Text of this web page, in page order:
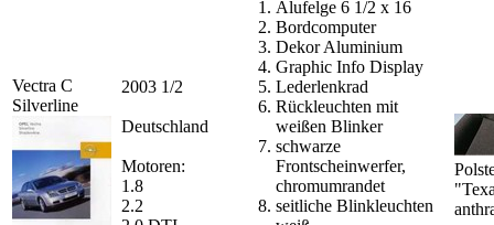
Vectra C
Silverline
2003 1/2
Deutschland
Motoren:
1.8
2.2
Alufelge 6 1/2 x 16
Bordcomputer
Dekor Aluminium
Graphic Info Display
Lederlenkrad
Rückleuchten mit
weißen Blinker
schwarze
Frontscheinwerfer,
chromumrandet
seitliche Blinkleuchten